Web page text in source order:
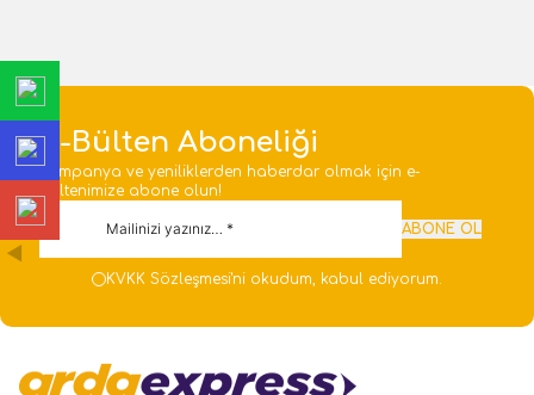
E-Bülten Aboneliği
Kampanya ve yeniliklerden haberdar olmak için e-
bültenimize abone olun!
ABONE OL
KVKK Sözleşmesi'ni okudum, kabul ediyorum.